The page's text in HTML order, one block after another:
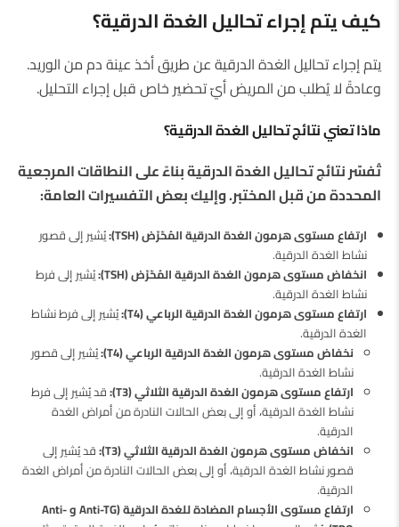
كيف يتم إجراء تحاليل الغدة الدرقية؟
يتم إجراء تحاليل الغدة الدرقية عن طريق أخذ عينة دم من الوريد.
وعادةً لا يُطلب من المريض أيّ تحضير خاص قبل إجراء التحليل.
ماذا تعني نتائج تحاليل الغدة الدرقية؟
تُفسّر نتائج تحاليل الغدة الدرقية بناءً على النطاقات المرجعية
المحددة من قبل المختبر. وإليك بعض التفسيرات العامة:
ارتفاع مستوى هرمون الغدة الدرقية المُحّرّض (TSH):
يُشير إلى قصور
نشاط الغدة الدرقية.
انخفاض مستوى هرمون الغدة الدرقية المُحّرّض (TSH):
يُشير إلى فرط
نشاط الغدة الدرقية.
ارتفاع مستوى هرمون الغدة الدرقية الرباعي (T4):
يُشير إلى فرط نشاط
الغدة الدرقية.
نخفاض مستوى هرمون الغدة الدرقية الرباعي (T4):
يُشير إلى قصور
نشاط الغدة الدرقية.
ارتفاع مستوى هرمون الغدة الدرقية الثلاثي (T3):
قد يُشير إلى فرط
نشاط الغدة الدرقية، أو إلى بعض الحالات النادرة من أمراض الغدة
الدرقية.
انخفاض مستوى هرمون الغدة الدرقية الثلاثي (T3):
قد يُشير إلى
قصور نشاط الغدة الدرقية، أو إلى بعض الحالات النادرة من أمراض الغدة
الدرقية.
ارتفاع مستوى الأجسام المضادة للغدة الدرقية (Anti-TG و Anti-